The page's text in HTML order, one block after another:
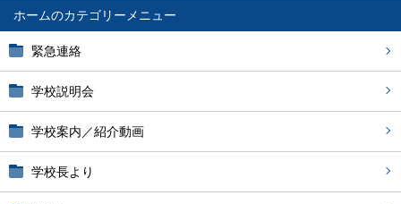
ホーム
緊急連絡
学校説明会
学校案内／紹介動画
学校長より